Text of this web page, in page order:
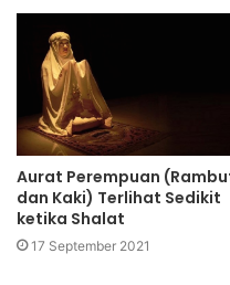
Aurat Perempuan
dan Kaki) Terlihat Sedikit
ketika Shalat
17 September 2021